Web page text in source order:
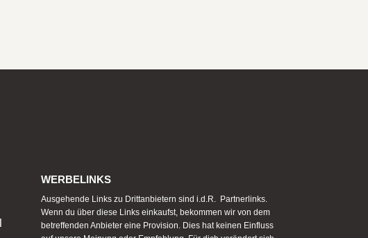
WERBELINKS
Ausgehende Links zu Drittanbietern sind i.d.R. Partnerlinks.
Wenn du über diese Links einkaufst, bekommen wir von dem
betreffenden Anbieter eine Provision. Dies hat keinen Einfluss